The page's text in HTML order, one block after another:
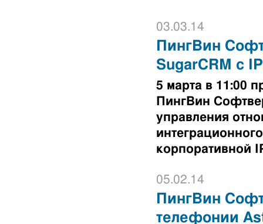
03.03.14
ПингВин
SugarCRM с
5 марта в 11:00
ПингВин
управления
корпоративной
05.02.14
ПингВин
телефонии